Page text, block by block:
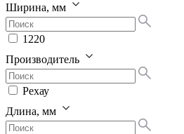
Ширина, мм
1220
Производитель
Рехау
Длина, мм